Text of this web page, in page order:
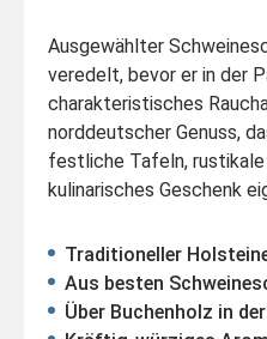
Ausgewählter
veredelt, bevor er in der
charakteristisches
norddeutscher Genuss,
festliche Tafeln,
kulinarisches Geschenk
Traditioneller
Aus besten
Über Buchenholz in